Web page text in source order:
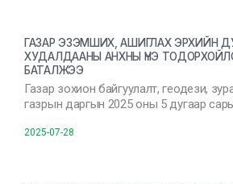
ГАЗАР ЭЗЭМШИХ, АШИГЛАХ ЭРХИЙН
ХУДАЛДААНЫ АНХНЫ ҮНЭ
БАТАЛЖЭЭ
Газар зохион байгуулалт, геодези,
газрын даргын 2025 оны 5 дугаар
2025-07-28